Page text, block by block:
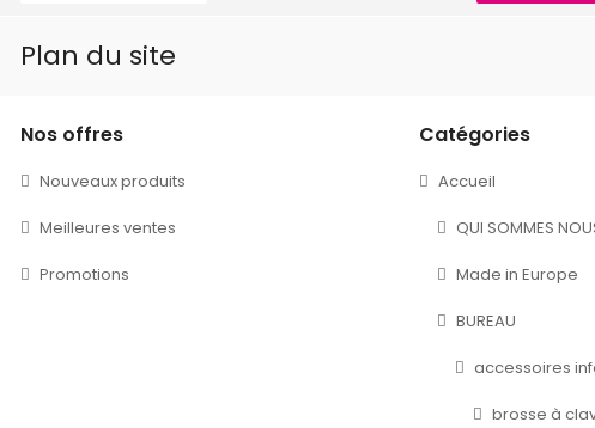
Plan du site
Nos offres
Nouveaux produits
Meilleures ventes
Promotions
Catégories
Accueil
QUI SOMMES
Made in Europe
BUREAU
accessoires
brosse à